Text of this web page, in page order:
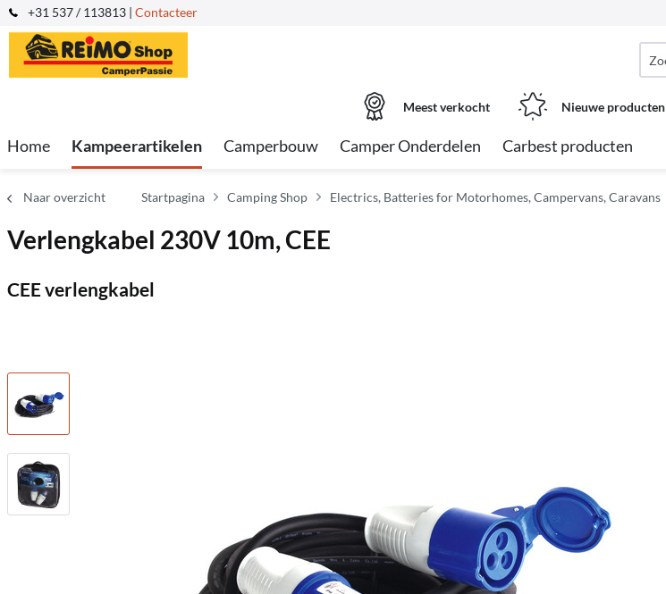
+31 537 / 113813 | Contacteer
Meest verkocht Nieuwe producten
Home Kampeerartikelen Camperbouw Camper Onderdelen Carbest producten
Naar overzicht Startpagina Camping Shop Electrics, Batteries for Motorhomes, Campervans, Caravans
Verlengkabel 230V 10m, CEE
CEE verlengkabel